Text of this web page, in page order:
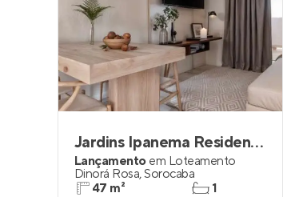
Jardins Ipanema Residencial
Lançamento em Loteamento
Dinorá Rosa,Sorocaba
47 m²
1